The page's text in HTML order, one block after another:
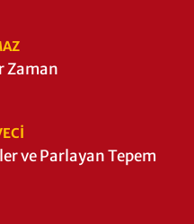
Zaman
ve Parlayan Tepem